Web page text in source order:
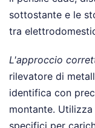
sottostante e le
tra
L'approccio
rilevatore di
identifica con
montante.